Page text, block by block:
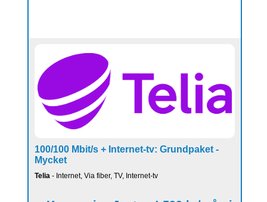
100/100 Mbit/s + Internet-tv: Grundpaket -
Mycket
Telia - Internet, Via fiber, TV, Internet-tv